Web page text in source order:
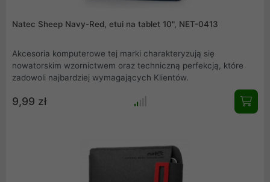
Natec Sheep Navy-Red, etui na tablet 10", NET-0413
Akcesoria komputerowe tej marki charakteryzują się
nowatorskim wzornictwem oraz techniczną perfekcją, które
zadowoli najbardziej wymagających Klientów.
9,99 zł